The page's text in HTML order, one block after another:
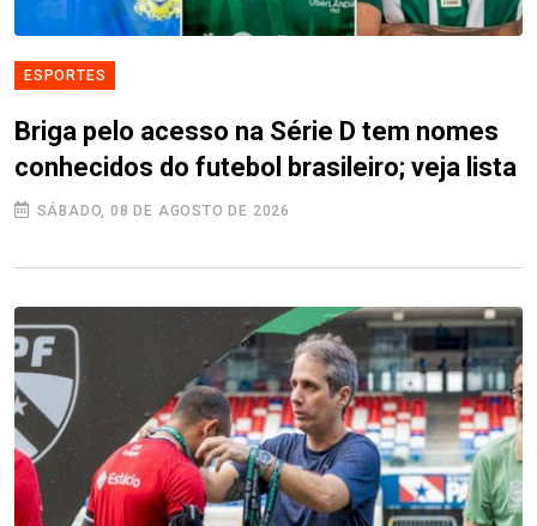
ESPORTES
Briga pelo acesso na Série D tem nomes
conhecidos do futebol brasileiro; veja lista
SÁBADO, 08 DE AGOSTO DE 2026